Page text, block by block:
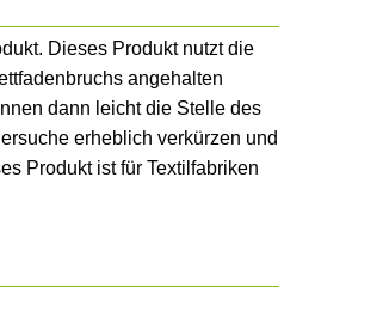
Dieses Produkt nutzt die
angehalten
dann leicht die Stelle des
erheblich verkürzen und
Produkt ist für Textilfabriken